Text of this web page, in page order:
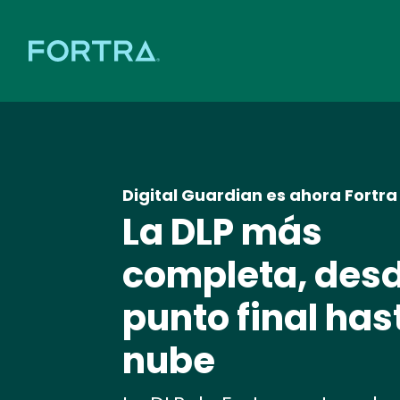
Digital Guardian es ahora Fortra
La DLP más
completa,
punto final
nube